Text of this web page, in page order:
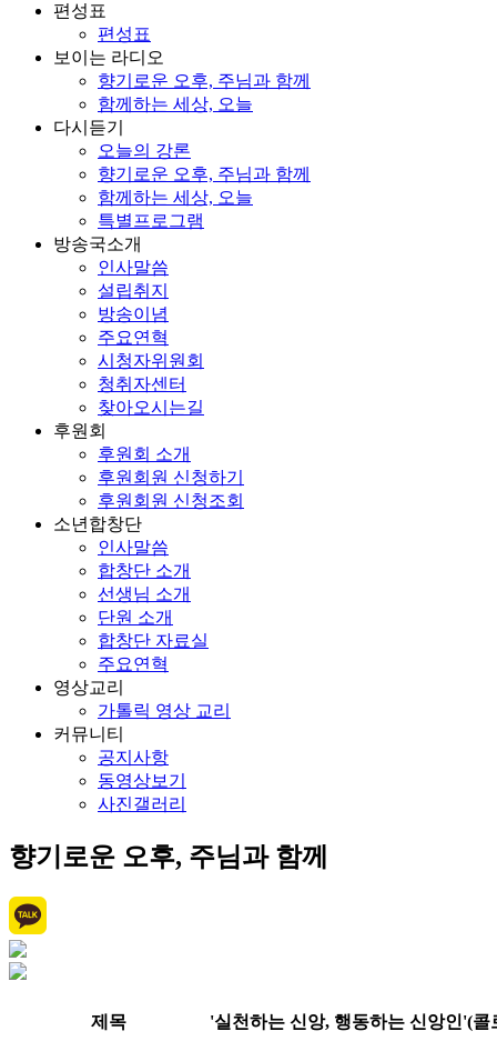
편성표
편성표
보이는 라디오
향기로운 오후, 주님과 함께
함께하는 세상, 오늘
다시듣기
오늘의 강론
향기로운 오후, 주님과 함께
함께하는 세상, 오늘
특별프로그램
방송국소개
인사말씀
설립취지
방송이념
주요연혁
시청자위원회
청취자센터
찾아오시는길
후원회
후원회 소개
후원회원 신청하기
후원회원 신청조회
소년합창단
인사말씀
합창단 소개
선생님 소개
단원 소개
합창단 자료실
주요연혁
영상교리
가톨릭 영상 교리
커뮤니티
공지사항
동영상보기
사진갤러리
향기로운 오후, 주님과 함께
제목 '실천하는 신앙, 행동하는 신앙인'(콜